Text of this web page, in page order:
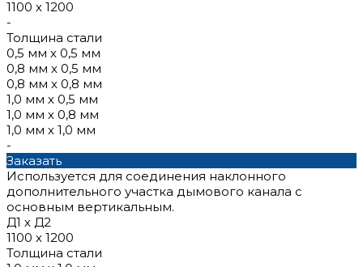
1100 х 1200
-
Толщина стали
0,5 мм х 0,5 мм
0,8 мм х 0,5 мм
0,8 мм х 0,8 мм
1,0 мм х 0,5 мм
1,0 мм х 0,8 мм
1,0 мм х 1,0 мм
-
Заказать
Используется для соединения наклонного
дополнительного участка дымового канала с
основным вертикальным.
Д1 х Д2
1100 х 1200
Толщина стали